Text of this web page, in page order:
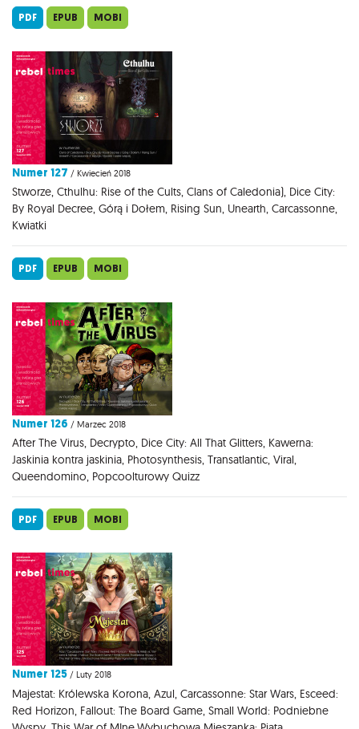
PDF EPUB MOBI
Numer 127 / Kwiecień 2018
Stworze, Cthulhu: Rise of the Cults, Clans of Caledonia), Dice City:
By Royal Decree, Górą i Dołem, Rising Sun, Unearth, Carcassonne,
Kwiatki
PDF EPUB MOBI
Numer 126 / Marzec 2018
After The Virus, Decrypto, Dice City: All That Glitters, Kawerna:
Jaskinia kontra jaskinia, Photosynthesis, Transatlantic, Viral,
Queendomino, Popcoolturowy Quizz
PDF EPUB MOBI
Numer 125 / Luty 2018
Majestat: Królewska Korona, Azul, Carcassonne: Star Wars, Esceed:
Red Horizon, Fallout: The Board Game, Small World: Podniebne